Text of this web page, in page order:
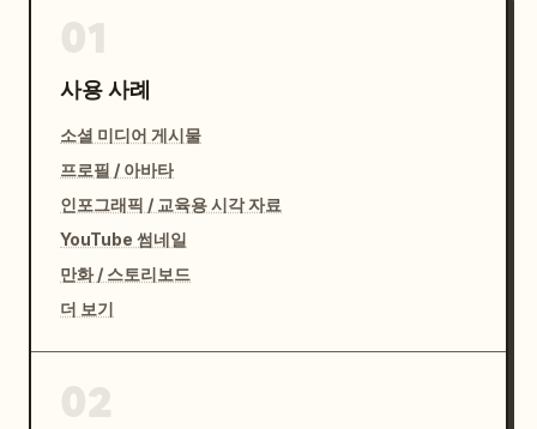
사용 사례
소셜 미디어 게시물
프로필 / 아바타
인포그래픽 / 교육용 시각 자료
YouTube 썸네일
만화 / 스토리보드
더 보기